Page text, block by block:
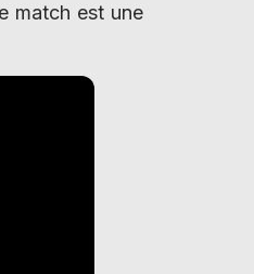
match est une